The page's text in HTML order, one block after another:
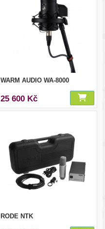
WARM AUDIO WA-8000
25 600 Kč
RODE NTK